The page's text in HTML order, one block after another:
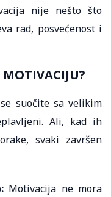
nije nešto što
rad, posvećenost i
suočite sa velikim
Ali, kad ih
svaki završen
Motivacija ne mora